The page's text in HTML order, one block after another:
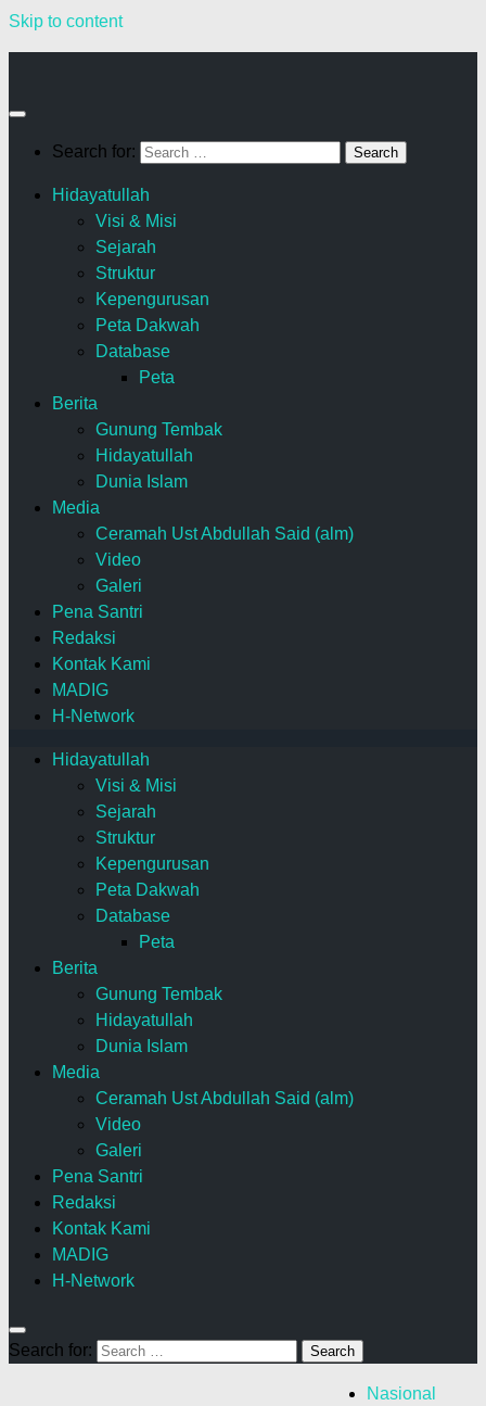
Skip to content
Search for:
Hidayatullah
Visi & Misi
Sejarah
Struktur
Kepengurusan
Peta Dakwah
Database
Peta
Berita
Gunung Tembak
Hidayatullah
Dunia Islam
Media
Ceramah Ust Abdullah Said (alm)
Video
Galeri
Pena Santri
Redaksi
Kontak Kami
MADIG
H-Network
Hidayatullah
Visi & Misi
Sejarah
Struktur
Kepengurusan
Peta Dakwah
Database
Peta
Berita
Gunung Tembak
Hidayatullah
Dunia Islam
Media
Ceramah Ust Abdullah Said (alm)
Video
Galeri
Pena Santri
Redaksi
Kontak Kami
MADIG
H-Network
Search for:
Nasional